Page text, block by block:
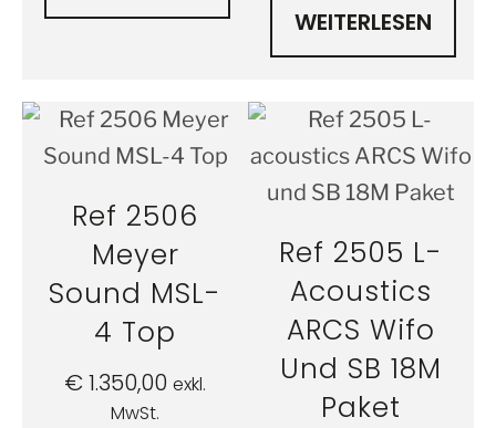
WEITERLESEN
Ref 2506
Meyer
Sound MSL-
4 Top
€1.350,00 exkl.
MwSt.
Ref 2505 L-
Acoustics
ARCS Wifo
Und SB 18M
Paket